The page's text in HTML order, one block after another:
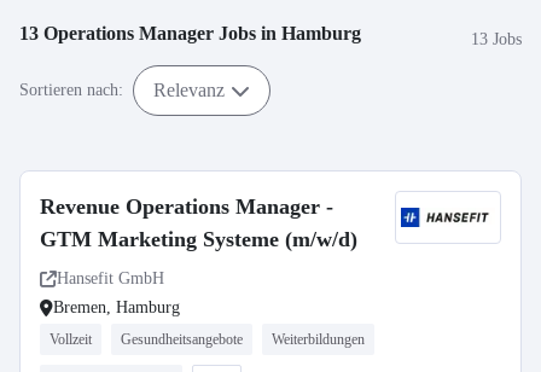
13 Operations Manager Jobs in Hamburg 13 Jobs
Sortieren nach: Relevanz
Revenue Operations Manager -
GTM Marketing Systeme (m/w/d)
Hansefit GmbH
Bremen, Hamburg
Vollzeit Gesundheitsangebote Weiterbildungen